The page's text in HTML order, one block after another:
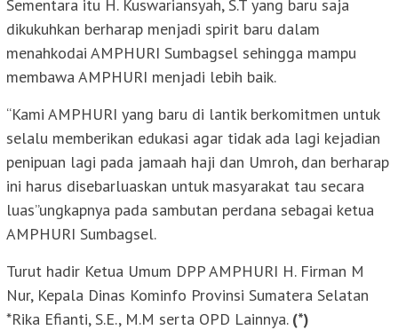
Sementara itu H. Kuswariansyah, S.T yang baru saja
dikukuhkan berharap menjadi spirit baru dalam
menahkodai AMPHURI Sumbagsel sehingga mampu
membawa AMPHURI menjadi lebih baik.
“Kami AMPHURI yang baru di lantik berkomitmen untuk
selalu memberikan edukasi agar tidak ada lagi kejadian
penipuan lagi pada jamaah haji dan Umroh, dan berharap
ini harus disebarluaskan untuk masyarakat tau secara
luas”ungkapnya pada sambutan perdana sebagai ketua
AMPHURI Sumbagsel.
Turut hadir Ketua Umum DPP AMPHURI H. Firman M
Nur, Kepala Dinas Kominfo Provinsi Sumatera Selatan
*Rika Efianti, S.E., M.M serta OPD Lainnya. (*)